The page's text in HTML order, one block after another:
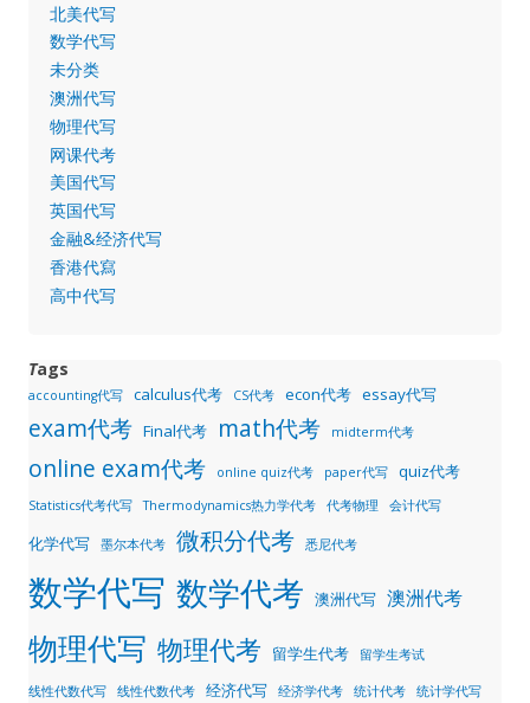
北美代写
数学代写
未分类
澳洲代写
物理代写
网课代考
美国代写
英国代写
金融&经济代写
香港代寫
高中代写
Tags
accounting代写 calculus代考 CS代考 econ代考 essay代写
exam代考 Final代考 math代考 midterm代考
online exam代考 online quiz代考 paper代写 quiz代考
Statistics代考代写 Thermodynamics热力学代考 代考物理 会计代写
化学代写 墨尔本代考 微积分代考 悉尼代考
数学代写 数学代考 澳洲代写 澳洲代考
物理代写 物理代考 留学生代考 留学生考试
线性代数代写 线性代数代考 经济代写 经济学代考 统计代考 统计学代写